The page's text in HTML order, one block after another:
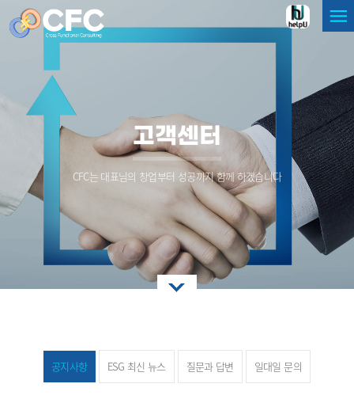
고객센터
CFC는 대표님의 창업부터 성공까지 함께 하겠습니다
공지사항 ESG 최신 뉴스 질문과 답변 일대일 문의